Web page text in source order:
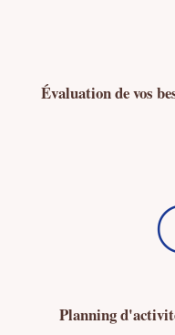
Évaluation de vos
Planning